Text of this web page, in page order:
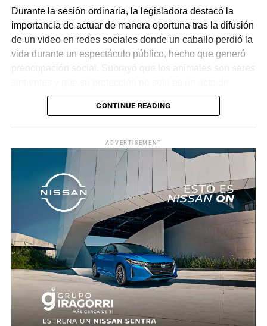
Durante la sesión ordinaria, la legisladora destacó la
importancia de actuar de manera oportuna tras la difusión
de un video en redes sociales donde un caballo perdió la
vida durante un espectáculo público, hecho que generó
preocupación social. Subrayó que los animales son seres
sensibilidad, sino una obligación constitucional, por lo
que llamó a las instituciones a ejercer sus facultades con
El acuerdo exhorta a dependencias como la Secretaría
de Desarrollo Sustentable, la Procuraduría de Protección
al Ambiente, la Fiscalía General del Estado y los
municipios, en particular al Ayuntamiento de Jojutla, a
reforzar la supervisión en eventos con animales e
investigar posibles irregularidades. Asimismo, contó con
el respaldo de diversas y diversos legisladores, quienes
coincidieron en que es necesario fortalecer la aplicación
de la ley para evitar que se repitan este tipo de hechos.
CONTINUE READING
ADVERTISEMENT